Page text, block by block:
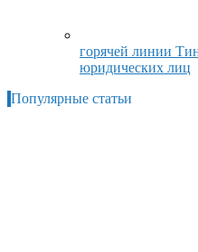
горячей линии
юридических лиц
Популярные статьи